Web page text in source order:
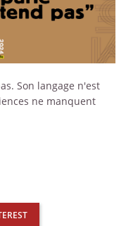
Son langage n'est
ne manquent